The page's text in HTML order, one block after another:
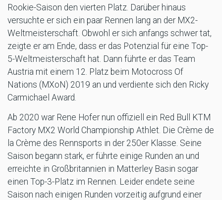
Rookie-Saison den vierten Platz. Darüber hinaus
versuchte er sich ein paar Rennen lang an der MX2-
Weltmeisterschaft. Obwohl er sich anfangs schwer tat,
zeigte er am Ende, dass er das Potenzial für eine Top-
5-Weltmeisterschaft hat. Dann führte er das Team
Austria mit einem 12. Platz beim Motocross Of
Nations (MXoN) 2019 an und verdiente sich den Ricky
Carmichael Award.
Ab 2020 war Rene Hofer nun offiziell ein Red Bull KTM
Factory MX2 World Championship Athlet. Die Crème de
la Crème des Rennsports in der 250er Klasse. Seine
Saison begann stark, er führte einige Runden an und
erreichte in Großbritannien in Matterley Basin sogar
einen Top-3-Platz im Rennen. Leider endete seine
Saison nach einigen Runden vorzeitig aufgrund einer